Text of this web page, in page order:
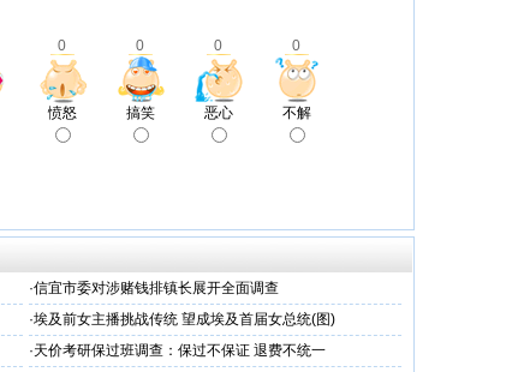
0 0 0 0
愤怒 搞笑 恶心 不解
·信宜市委对涉赌钱排镇长展开全面调查
·埃及前女主播挑战传统 望成埃及首届女总统(图)
·天价考研保过班调查：保过不保证 退费不统一